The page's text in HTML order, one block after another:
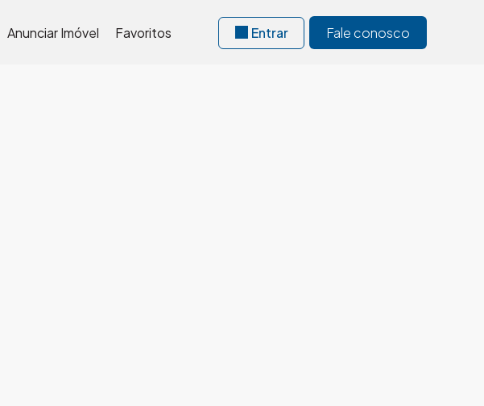
Fale conosco
Entrar
Favoritos
Anunciar Imóvel